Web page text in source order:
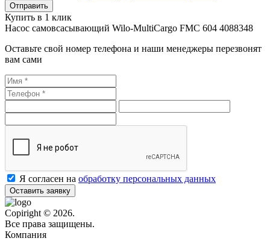
Купить в 1 клик
Насос самовсасывающий Wilo-MultiCargo FMC 604 4088348
Оставьте свой номер телефона и наши менеджеры перезвонят
вам сами
Я согласен на обработку персональных данных
Оставить заявку
Copiright © 2026.
Все права защищены.
Компания